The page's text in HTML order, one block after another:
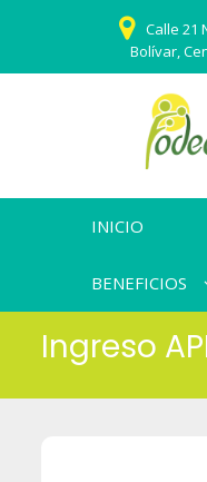
Calle 21
Bolívar,
INICIO
BENEFICIOS
Ingreso